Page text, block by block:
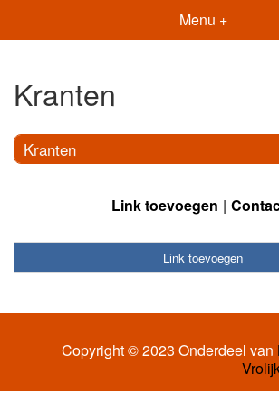
Menu +
Kranten
Kranten
Link toevoegen
Link toevoegen
Copyright © 2023 Onderdeel van